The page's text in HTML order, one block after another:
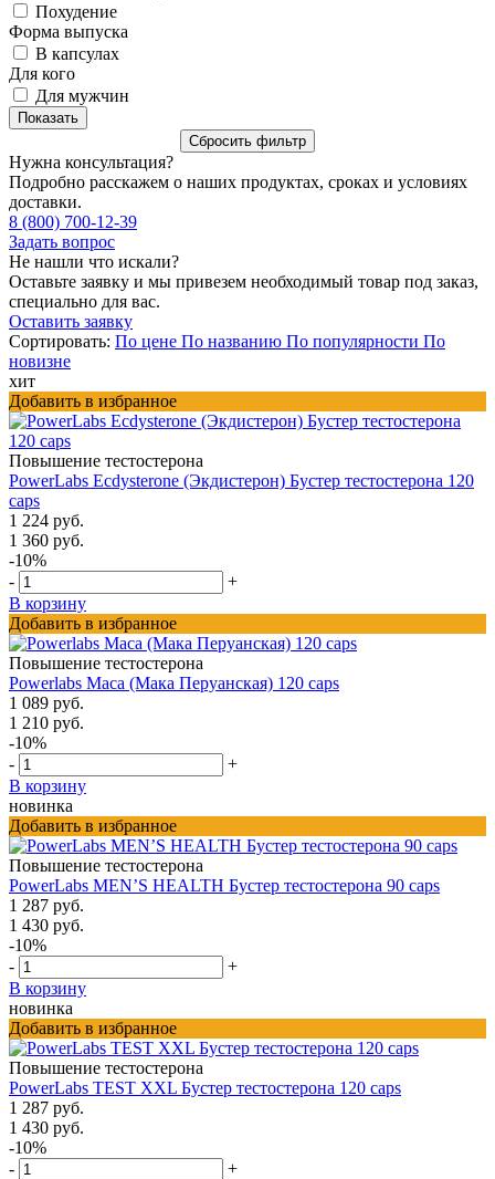
Похудение
Форма выпуска
В капсулах
Для кого
Для мужчин
Нужна консультация?
Подробно расскажем о наших продуктах, сроках и условиях
доставки.
8 (800) 700-12-39
Задать вопрос
Не нашли что искали?
Оставьте заявку и мы привезем необходимый товар под заказ,
специально для вас.
Оставить заявку
Сортировать: По цене По названию По популярности По
новизне
хит
Добавить в избранное
Повышение тестостерона
PowerLabs Ecdysterone (Экдистерон) Бустер тестостерона 120
caps
1 224 руб.
1 360 руб.
-10%
-
+
В корзину
Добавить в избранное
Повышение тестостерона
Powerlabs Maca (Мака Перуанская) 120 caps
1 089 руб.
1 210 руб.
-10%
-
+
В корзину
новинка
Добавить в избранное
Повышение тестостерона
PowerLabs MEN’S HEALTH Бустер тестостерона 90 caps
1 287 руб.
1 430 руб.
-10%
-
+
В корзину
новинка
Добавить в избранное
Повышение тестостерона
PowerLabs TEST XXL Бустер тестостерона 120 caps
1 287 руб.
1 430 руб.
-10%
-
+